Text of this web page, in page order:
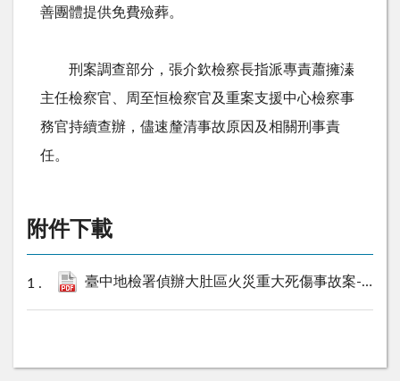
善團體提供免費殮葬。
刑案調查部分，張介欽檢察長指派專責蕭擁溱
主任檢察官、周至恒檢察官及重案支援中心檢察事
務官持續查辦，儘速釐清事故原因及相關刑事責
任。
附件下載
臺中地檢署偵辦大肚區火災重大死傷事故案-辦理進度說明-二.pdf